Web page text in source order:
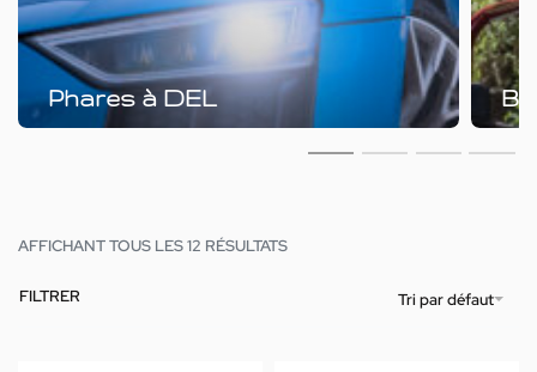
Phares à DEL
AFFICHANT TOUS LES 12 RÉSULTATS
Tri par défaut
FILTRER